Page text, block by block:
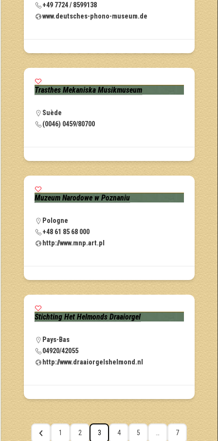
+49 7724 / 8599138
www.deutsches-phono-museum.de
Trasthes Mekaniska Musikmuseum
Suède
(0046) 0459/80700
Muzeum Narodowe w Poznaniu
Pologne
+48 61 85 68 000
http://www.mnp.art.pl
Stichting Het Helmonds Draaiorgel
Pays-Bas
04920/42055
http://www.draaiorgelshelmond.nl
1 2 3 4 5 … 7